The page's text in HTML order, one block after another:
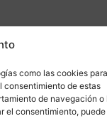
como las cookies para
consentimiento de estas
de navegación o
el consentimiento, puede